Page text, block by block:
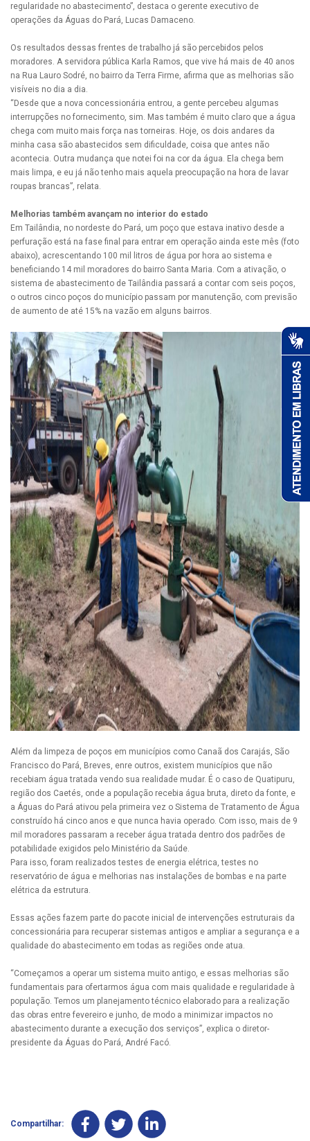
regularidade no abastecimento”, destaca o gerente executivo de
operações da Águas do Pará, Lucas Damaceno.
Os resultados dessas frentes de trabalho já são percebidos pelos
moradores. A servidora pública Karla Ramos, que vive há mais de 40 anos
na Rua Lauro Sodré, no bairro da Terra Firme, afirma que as melhorias são
visíveis no dia a dia.
“Desde que a nova concessionária entrou, a gente percebeu algumas
interrupções no fornecimento, sim. Mas também é muito claro que a água
chega com muito mais força nas torneiras. Hoje, os dois andares da
minha casa são abastecidos sem dificuldade, coisa que antes não
acontecia. Outra mudança que notei foi na cor da água. Ela chega bem
mais limpa, e eu já não tenho mais aquela preocupação na hora de lavar
roupas brancas”, relata.
Melhorias também avançam no interior do estado
Em Tailândia, no nordeste do Pará, um poço que estava inativo desde a
perfuração está na fase final para entrar em operação ainda este mês (foto
abaixo), acrescentando 100 mil litros de água por hora ao sistema e
beneficiando 14 mil moradores do bairro Santa Maria. Com a ativação, o
sistema de abastecimento de Tailândia passará a contar com seis poços,
o outros cinco poços do município passam por manutenção, com previsão
de aumento de até 15% na vazão em alguns bairros.
Além da limpeza de poços em municípios como Canaã dos Carajás, São
Francisco do Pará, Breves, enre outros, existem municípios que não
recebiam água tratada vendo sua realidade mudar. É o caso de Quatipuru,
região dos Caetés, onde a população recebia água bruta, direto da fonte, e
a Águas do Pará ativou pela primeira vez o Sistema de Tratamento de Água
construído há cinco anos e que nunca havia operado. Com isso, mais de 9
mil moradores passaram a receber água tratada dentro dos padrões de
potabilidade exigidos pelo Ministério da Saúde.
Para isso, foram realizados testes de energia elétrica, testes no
reservatório de água e melhorias nas instalações de bombas e na parte
elétrica da estrutura.
Essas ações fazem parte do pacote inicial de intervenções estruturais da
concessionária para recuperar sistemas antigos e ampliar a segurança e a
qualidade do abastecimento em todas as regiões onde atua.
“Começamos a operar um sistema muito antigo, e essas melhorias são
fundamentais para ofertarmos água com mais qualidade e regularidade à
população. Temos um planejamento técnico elaborado para a realização
das obras entre fevereiro e junho, de modo a minimizar impactos no
abastecimento durante a execução dos serviços”, explica o diretor-
presidente da Águas do Pará, André Facó.
Compartilhar: